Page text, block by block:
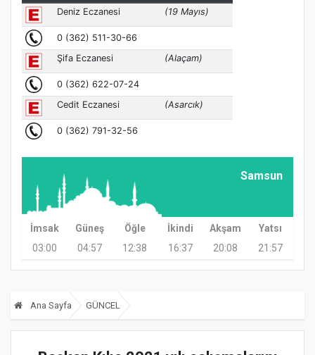
Samsun
İmsak Güneş Öğle İkindi Akşam
Yatsı
03:00
04:57 12:38 16:37 20:08 21:57
Ana Sayfa GÜNCEL